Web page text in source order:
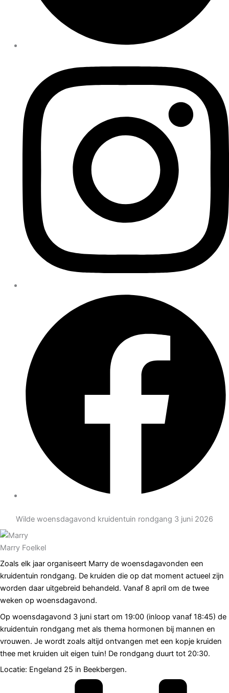
Wilde woensdagavond kruidentuin rondgang 3 juni 2026
Marry Foelkel
Zoals elk jaar organiseert Marry de woensdagavonden een
kruidentuin rondgang. De kruiden die op dat moment actueel zijn
worden daar uitgebreid behandeld. Vanaf 8 april om de twee
weken op woensdagavond.
Op woensdagavond 3 juni start om 19:00 (inloop vanaf 18:45) de
kruidentuin rondgang met als thema hormonen bij mannen en
vrouwen. Je wordt zoals altijd ontvangen met een kopje kruiden
thee met kruiden uit eigen tuin! De rondgang duurt tot 20:30.
Locatie: Engeland 25 in Beekbergen.